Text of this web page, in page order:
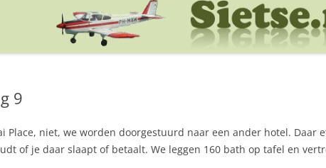
9
Place, niet, we worden doorgestuurd naar een ander hotel. Daar
of je daar slaapt of betaalt. We leggen 160 bath op tafel en